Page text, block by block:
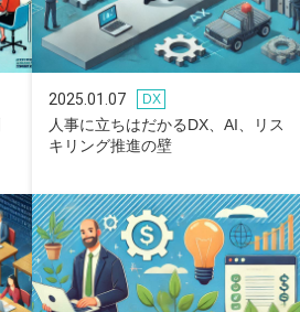
2025.01.07 DX
人事に立ちはだかるDX、AI、リス
キリング推進の壁